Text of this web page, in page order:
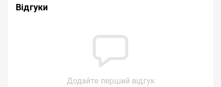
Відгуки
Додайте перший відгук